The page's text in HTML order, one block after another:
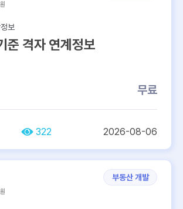
보
준 격자 연계정보
무료
322 2026-08-06
부동산 개발